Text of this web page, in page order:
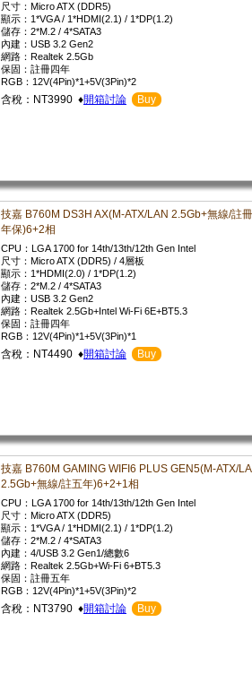
尺寸：Micro ATX (DDR5)
顯示：1*VGA / 1*HDMI(2.1) / 1*DP(1.2)
儲存：2*M.2 / 4*SATA3
內建：USB 3.2 Gen2
網路：Realtek 2.5Gb
保固：註冊四年
RGB：12V(4Pin)*1+5V(3Pin)*2
含稅：NT3990 ♦開箱討論 Buy
技嘉 B760M DS3H AX(M-ATX/LAN 2.5Gb+無線/註
年保)6+2相
CPU：LGA 1700 for 14th/13th/12th Gen Intel
尺寸：Micro ATX (DDR5) / 4層板
顯示：1*HDMI(2.0) / 1*DP(1.2)
儲存：2*M.2 / 4*SATA3
內建：USB 3.2 Gen2
網路：Realtek 2.5Gb+Intel Wi-Fi 6E+BT5.3
保固：註冊四年
RGB：12V(4Pin)*1+5V(3Pin)*1
含稅：NT4490 ♦開箱討論 Buy
技嘉 B760M GAMING WIFI6 PLUS GEN5(M-ATX/
2.5Gb+無線/註五年)6+2+1相
CPU：LGA 1700 for 14th/13th/12th Gen Intel
尺寸：Micro ATX (DDR5)
顯示：1*VGA / 1*HDMI(2.1) / 1*DP(1.2)
儲存：2*M.2 / 4*SATA3
內建：4/USB 3.2 Gen1/總數6
網路：Realtek 2.5Gb+Wi-Fi 6+BT5.3
保固：註冊五年
RGB：12V(4Pin)*1+5V(3Pin)*2
含稅：NT3790 ♦開箱討論 Buy